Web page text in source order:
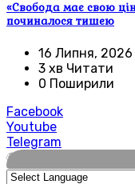
«Свобода має свою
починалося тишею
16 Липня, 2026
3 хв Читати
0 Поширили
Facebook
Youtube
Telegram
🌍